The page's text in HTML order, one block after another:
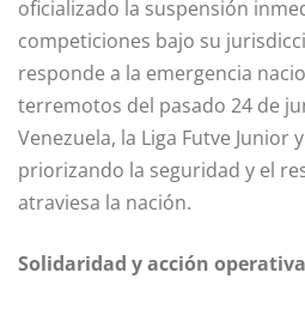
oficializado la suspensión
competiciones bajo su
responde a la emergencia
terremotos del pasado 24 de
Venezuela, la Liga Futve Junior
priorizando la seguridad y el
atraviesa la nación.
Solidaridad y acción operativa